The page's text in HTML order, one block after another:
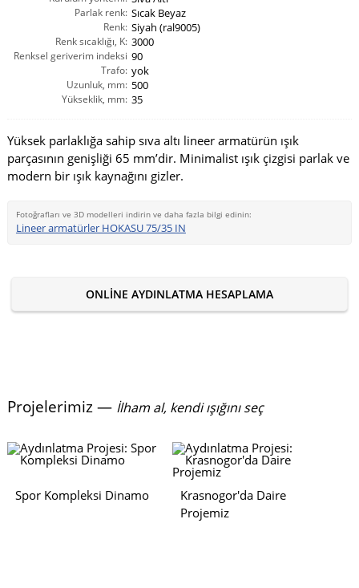
Parlak renk: Sıcak Beyaz
Renk: Siyah (ral9005)
Renk sıcaklığı, K: 3000
Renksel geriverim indeksi
CRI(Ra):
90
Trafo: yok
Uzunluk, mm: 500
Yükseklik, mm: 35
Yüksek parlaklığa sahip sıva altı lineer armatürün ışık
parçasının genişliği 65 mm’dir. Minimalist ışık çizgisi parlak ve
modern bir ışık kaynağını gizler.
Fotoğrafları ve 3D modelleri indirin ve daha fazla bilgi edinin:
Lineer armatürler HOKASU 75/35 IN
ONLINE AYDINLATMA HESAPLAMA
Projelerimiz — İlham al, kendi ışığını seç
Spor Kompleksi Dinamo
Krasnogor'da Daire
Projemiz